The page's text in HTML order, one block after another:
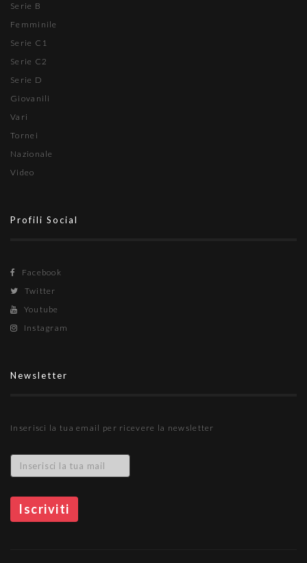
Serie B
Femminile
Serie C1
Serie C2
Serie D
Giovanili
Vari
Tornei
Nazionale
Video
Profili Social
Facebook
Twitter
Youtube
Instagram
Newsletter
Inserisci la tua email per ricevere la newsletter